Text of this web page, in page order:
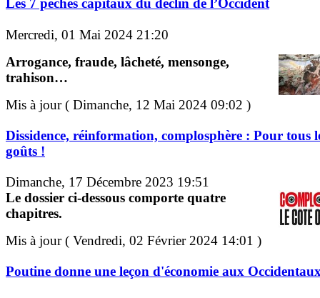
Les 7 péchés capitaux du déclin de l’Occident
Mercredi, 01 Mai 2024 21:20
Arrogance, fraude, lâcheté, mensonge,
trahison…
Mis à jour ( Dimanche, 12 Mai 2024 09:02 )
Dissidence, réinformation, complosphère : Pour tous
goûts !
Dimanche, 17 Décembre 2023 19:51
Le dossier ci-dessous comporte quatre
chapitres.
Mis à jour ( Vendredi, 02 Février 2024 14:01 )
Poutine donne une leçon d'économie aux